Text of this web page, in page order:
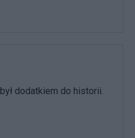
dodatkiem do historii.